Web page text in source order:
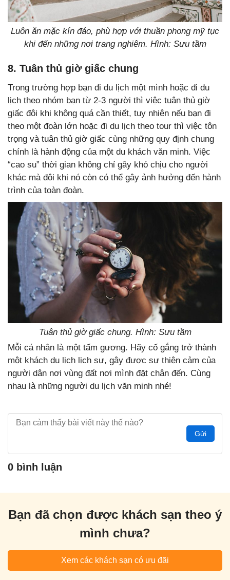
Luôn ăn mặc kín đáo, phù hợp với thuần phong mỹ tục
khi đến những nơi trang nghiêm. Hình: Sưu tầm
8. Tuân thủ giờ giấc chung
Trong trường hợp bạn đi du lịch một mình hoặc đi du
lịch theo nhóm bạn từ 2-3 người thì việc tuân thủ giờ
giấc đôi khi không quá cần thiết, tuy nhiên nếu bạn đi
theo một đoàn lớn hoặc đi du lịch theo tour thì việc tôn
trọng và tuân thủ giờ giấc cùng những quy định chung
chính là hành động của một du khách văn minh. Việc
“cao su” thời gian không chỉ gây khó chịu cho người
khác mà đôi khi nó còn có thể gây ảnh hưởng đến hành
trình của toàn đoàn.
Tuân thủ giờ giấc chung. Hình: Sưu tầm
Mỗi cá nhân là một tấm gương. Hãy cố gắng trở thành
một khách du lịch lịch sự, gây được sự thiện cảm của
người dân nơi vùng đất nơi mình đặt chân đến. Cùng
nhau là những người du lịch văn minh nhé!
Gửi
0 bình luận
Bạn đã chọn được khách sạn theo ý
mình chưa?
Xem các khách sạn có ưu đãi